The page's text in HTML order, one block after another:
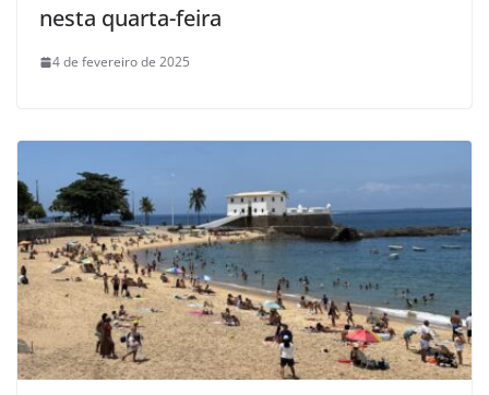
nesta quarta-feira
4 de fevereiro de 2025